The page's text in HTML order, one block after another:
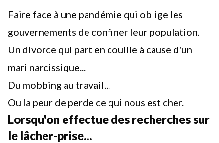
Faire face à une pandémie qui oblige les
gouvernements de confiner leur population.
Un divorce qui part en couille à cause d'un
mari narcissique...
Du mobbing au travail...
Ou la peur de perde ce qui nous est cher.
Lorsqu'on effectue des recherches sur
le lâcher-prise...